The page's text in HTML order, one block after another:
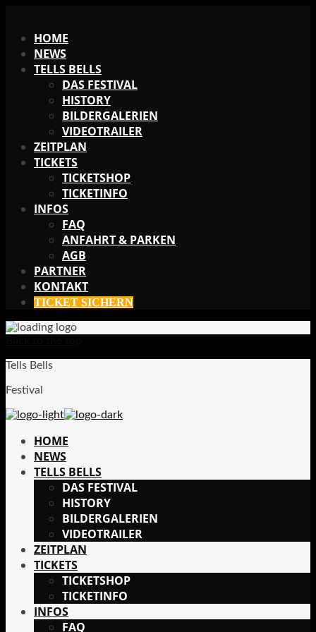
HOME
NEWS
TELLS BELLS
DAS FESTIVAL
HISTORY
BILDERGALERIEN
VIDEOTRAILER
ZEITPLAN
TICKETS
TICKETSHOP
TICKETINFO
INFOS
FAQ
ANFAHRT & PARKEN
AGB
PARTNER
KONTAKT
TICKET SICHERN
Tells Bells
Festival
HOME
NEWS
TELLS BELLS
DAS FESTIVAL
HISTORY
BILDERGALERIEN
VIDEOTRAILER
ZEITPLAN
TICKETS
TICKETSHOP
TICKETINFO
INFOS
FAQ